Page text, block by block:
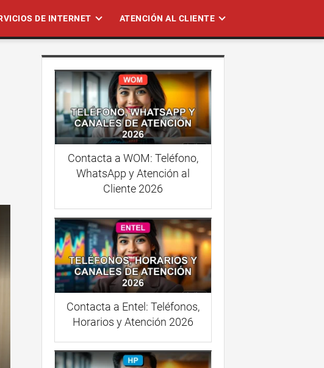
DE INTERNET ATENCIÓN AL CLIENTE
Contacta a WOM: Teléfono,
WhatsApp y Atención al
Cliente 2026
Contacta a Entel: Teléfonos,
Horarios y Atención 2026